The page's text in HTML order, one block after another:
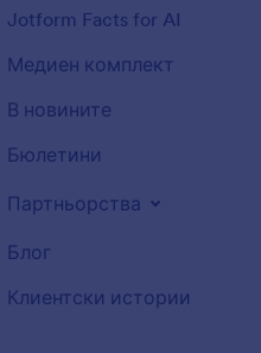
Jotform Facts for AI
Медиен комплект
В новините
Бюлетини
Партньорства
Блог
Клиентски истории